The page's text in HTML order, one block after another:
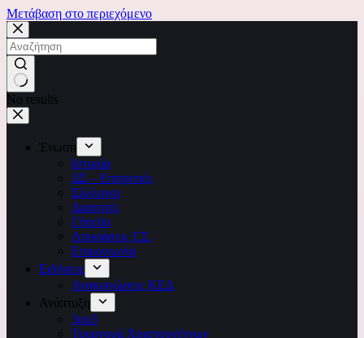
Μετάβαση στο περιεχόμενο
No results
Ένωση
Ιστορία
ΔΣ – Επιτροπές
Σύλλογοι
Διαιτητές
Γήπεδα
Αποφάσεις Γ.Σ.
Επικοινωνία
Ειδήσεις
Ανακοινώσεις ΚΕΔ
Ανάπτυξη
3on3
Τουρνουά Χριστουγέννων